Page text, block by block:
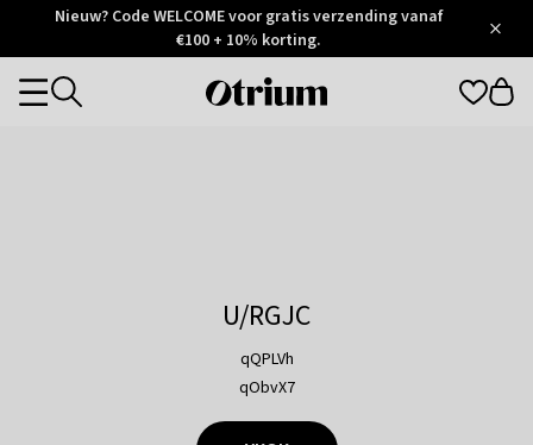
Otrium
Trustpilot
Nieuw? Code WELCOME voor gratis verzending vanaf
€100 + 10% korting.
Otrium
Categories
U/RGJC
qQPLVh
qObvX7